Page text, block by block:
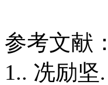
参考文献：
1.. 冼励坚.